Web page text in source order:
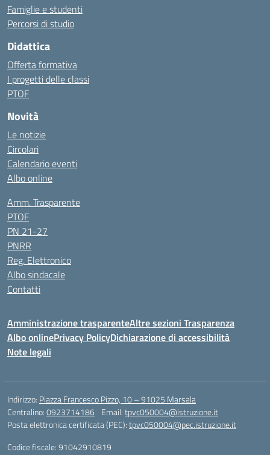
Famiglie e studenti
Percorsi di studio
Didattica
Offerta formativa
I progetti delle classi
PTOF
Novità
Le notizie
Circolari
Calendario eventi
Albo online
Amm. Trasparente
PTOF
PN 21-27
PNRR
Reg. Elettronico
Albo sindacale
Contatti
Amministrazione trasparenteAltre sezioni Trasparenza
Albo onlinePrivacy PolicyDichiarazione di accessibilità
Note legali
Indirizzo: Piazza Francesco Pizzo, 10 – 91025 Marsala
Centralino:0923714186 Email:tpvc050004@istruzione.it
Posta elettronica certificata (PEC):tpvc050004@pec.istruzione.it
Codice fiscale: 91042910819